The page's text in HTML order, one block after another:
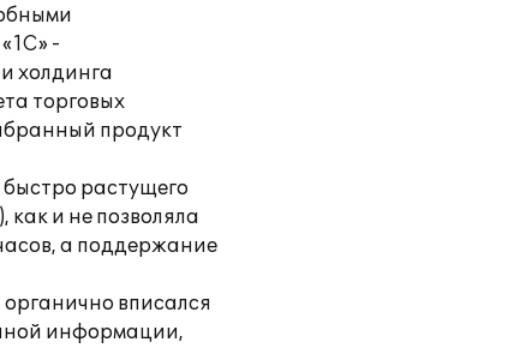
-
холдинга
торговых
продукт
растущего
и не позволяла
а поддержание
вписался
информации,